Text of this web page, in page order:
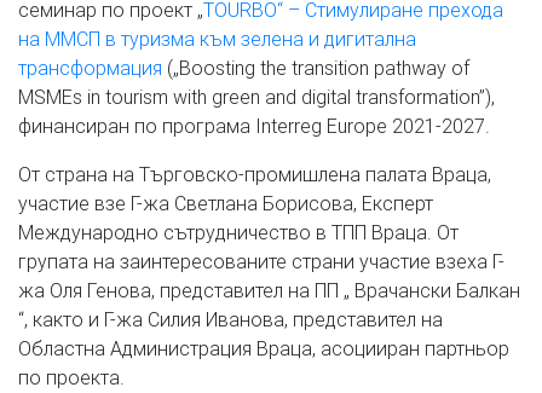
семинар по проект „TOURBO“ – Стимулиране прехода
на ММСП в туризма към зелена и дигитална
трансформация („Boosting the transition pathway of
MSMEs in tourism with green and digital transformation”),
финансиран по програма Interreg Europe 2021-2027.
От страна на Търговско-промишлена палата Враца,
участие взе Г-жа Светлана Борисова, Експерт
Международно сътрудничество в ТПП Враца. От
групата на заинтересованите страни участие взеха Г-
жа Оля Генова, представител на ПП „ Врачански Балкан
“, както и Г-жа Силия Иванова, представител на
Областна Администрация Враца, асоцииран партньор
по проекта.